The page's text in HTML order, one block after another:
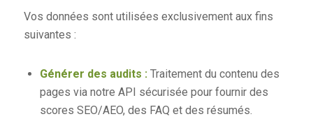
Vos données sont utilisées exclusivement aux fins
suivantes :
Générer des audits :Traitement du contenu des
pages via notre API sécurisée pour fournir des
scores SEO/AEO, des FAQ et des résumés.